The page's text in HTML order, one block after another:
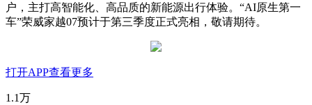
户，主打高智能化、高品质的新能源出行体验。“AI原生第一
车”荣威家越07预计于第三季度正式亮相，敬请期待。
打开APP查看更多
1.1万